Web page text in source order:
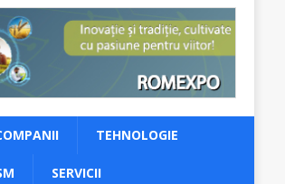
TEHNOLOGIE
SERVICII